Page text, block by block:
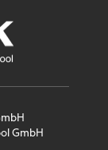
GmbH